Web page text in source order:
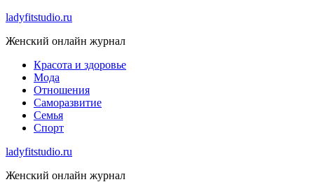
Skip
content
ladyfitstudio.ru
Женский онлайн журнал
Красота и здоровье
Мода
Отношения
Саморазвитие
Семья
Спорт
ladyfitstudio.ru
Женский онлайн журнал